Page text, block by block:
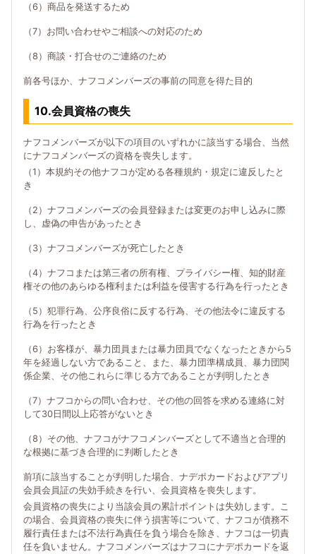
（6）商品を発送するため
（7）お問い合わせやご相談への対応のため
（8）商談・打合せのご連絡のため
前各号ほか、ナフコメンバーズの事前の同意を得た目的
10.会員資格の喪失
ナフコメンバーズが以下の項目のいずれかに該当する場合、当然
にナフコメンバーズの資格を喪失します。
（1）本規約その他ナフコが定める各種規約・規定に違反したと
き
（2）ナフコメンバーズの会員登録または変更のお申し込みに際
し、虚偽の申告があったとき
（3）ナフコメンバーズが死亡したとき
（4）ナフコまたは第三者の所有権、プライバシー権、知的財産
権その他のあらゆる権利または利益を侵害する行為を行ったとき
（5）犯罪行為、公序良俗に反する行為、その他法令に違反する
行為を行ったとき
（6）お客様が、暴力団員または暴力団員でなくなったときから5
年を経過しない方であること、また、暴力団準構成員、暴力団関
係企業、その他これらに準じる方であることが判明したとき
（7）ナフコからの問い合わせ、その他の回答を求める連絡に対
して30日間以上応答がないとき
（8）その他、ナフコがナフコメンバーズとして不適当と合理的
な根拠に基づき合理的に判断したとき
前項に該当することが判明した場合、ナデポカードおよびアプリ
会員会員証の失効手続きを行い、会員資格を喪失します。
会員資格の喪失により当該会員の累計ポイントは失効します。こ
の場合、会員資格の喪失に伴う損害等について、ナフコが債務不
履行責任または不法行為責任を負う場合を除き、ナフコは一切責
任を負いません。ナフコメンバーズはナフコにナデポカードを返